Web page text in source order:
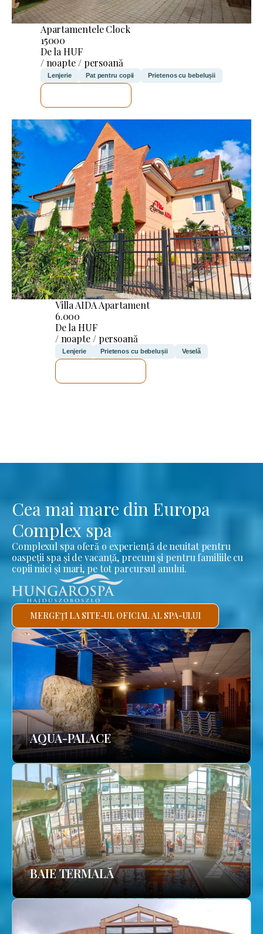
Apartamentele Clock
15000
De la HUF
/ noapte / persoană
Lenjerie Pat pentru copii Prietenos cu bebelușii
Villa AIDA Apartament
6.000
De la HUF
/ noapte / persoană
Lenjerie Prietenos cu bebelușii Veselă
Cea mai mare din Europa
Complex spa
Complexul spa oferă o experiență de neuitat pentru
oaspeții spa și de vacanță, precum și pentru familiile cu
copii mici și mari, pe tot parcursul anului.
MERGEȚI LA SITE-UL OFICIAL AL SPA-ULUI
AQUA-PALACE
BAIE TERMALĂ